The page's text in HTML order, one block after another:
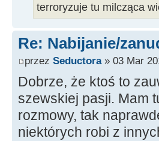
terroryzuje tu milcząca
Re: Nabijanie/
przez Seductora» 03 Mar
Dobrze, że ktoś to
szewskiej pasji. Mam
rozmowy, tak
niektórych robi z